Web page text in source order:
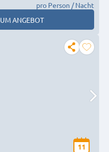
pro Person / Nacht
ANGEBOT
11